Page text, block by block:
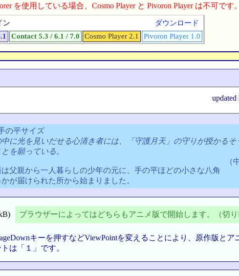
を使用している場合、Cosmo Player と Pivoron Player は不可です。
ダウンロード
ン
Contact 5.3 / 6.1 / 7.0 Cosmo Player 2.1 Pivoron Player 1.0
updated
の平サイズ
中に光を見いだせる心清き者には、「守護月天」の守りが授かる
を願っている。
（
は父親から一人暮らしの少年の元に、手の平ほどの小さな八角
が届けられた所から始まりました。
ブラウザーによってはどちらもアニメ版で開始します。（切り
キーを押すなどViewPointを変えることにより、原作版とア
は「１」です。